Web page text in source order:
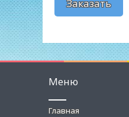
Меню
Главная